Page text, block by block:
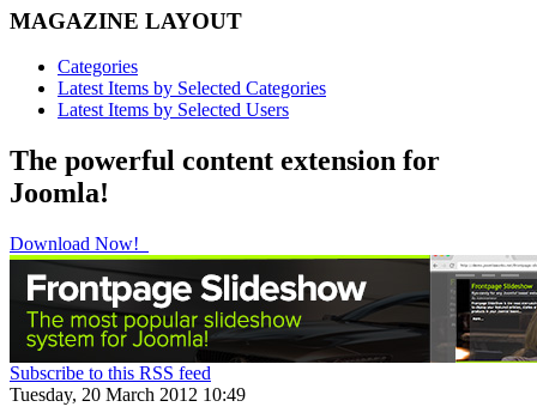
MAGAZINE LAYOUT
Categories
Latest Items by Selected Categories
Latest Items by Selected Users
The powerful content extension for
Joomla!
Download Now!
Subscribe to this RSS feed
Tuesday, 20 March 2012 10:49